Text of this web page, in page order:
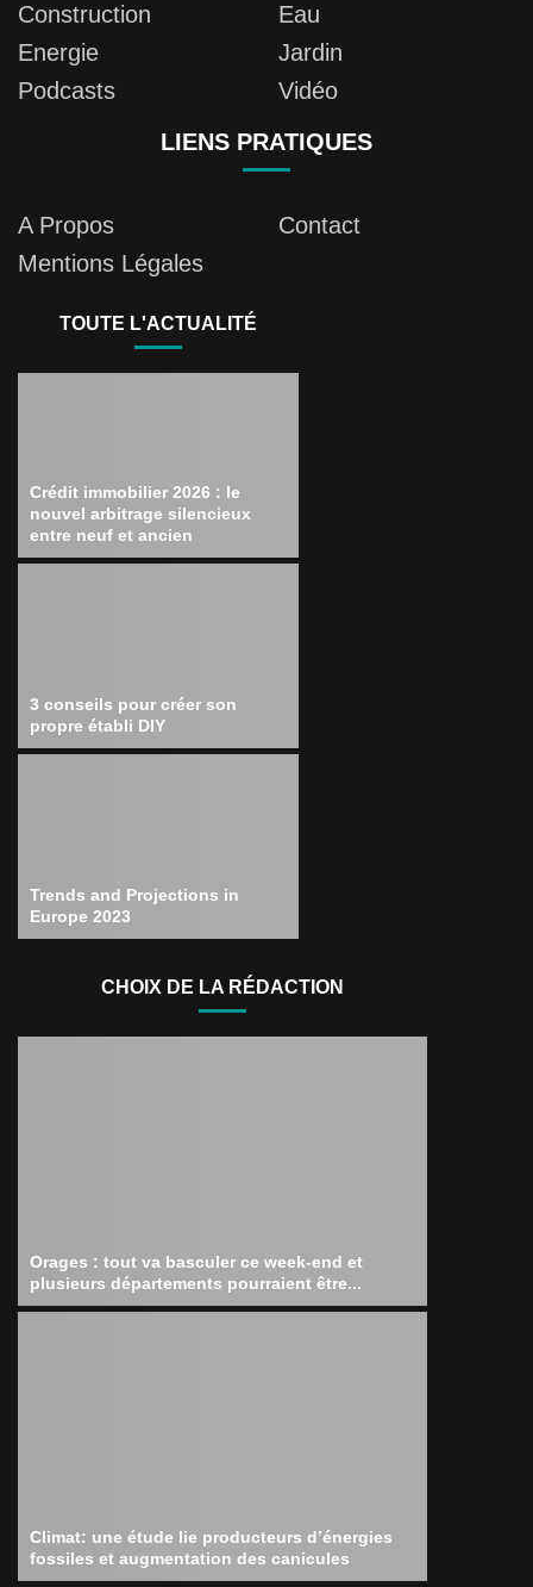
Construction
Eau
Energie
Jardin
Podcasts
Vidéo
LIENS PRATIQUES
A Propos
Contact
Mentions Légales
TOUTE L'ACTUALITÉ
Crédit immobilier 2026 : le
nouvel arbitrage silencieux
entre neuf et ancien
3 conseils pour créer son
propre établi DIY
Trends and Projections in
Europe 2023
CHOIX DE LA RÉDACTION
Orages : tout va basculer ce week-end et
plusieurs départements pourraient être...
Climat: une étude lie producteurs d’énergies
fossiles et augmentation des canicules